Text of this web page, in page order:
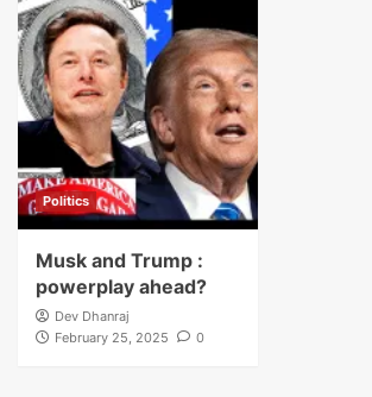
Politics
Musk and Trump :
powerplay ahead?
Dev Dhanraj
February 25, 2025
0